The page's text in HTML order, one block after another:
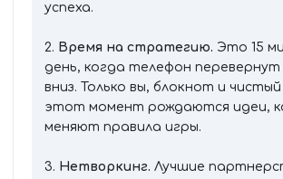
успеха.
2. Время на стратегию. Это 15
день, когда телефон
вниз. Только вы, блокнот и
этот момент рождаются идеи,
меняют правила игры.
3. Нетворкинг. Лучшие